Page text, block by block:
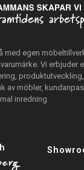
med egen
Vi erbjuder
produktutveckling,
av möbler,
inredning.